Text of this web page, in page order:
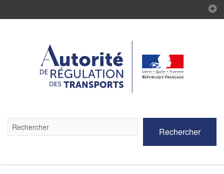
par
pour
Rechercher